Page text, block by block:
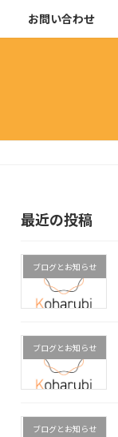
お問い合わせ
最近の投稿
ブログとお知らせ
ブログとお知らせ
ブログとお知らせ